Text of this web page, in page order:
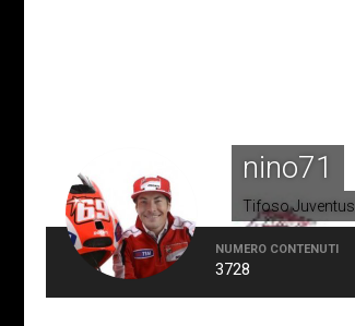
nino71
Tifoso Juventus
NUMERO CONTENUTI
3728